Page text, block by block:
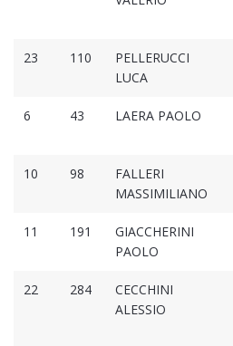
23 110
PELLERUCCI
LUCA
6 43 LAERA PAOLO
10 98
FALLERI
MASSIMILIANO
11 191
GIACCHERINI
PAOLO
22 284
CECCHINI
ALESSIO